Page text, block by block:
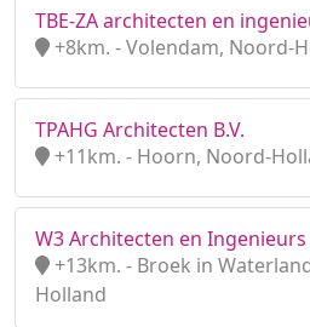
TBE-ZA architecten en
+8km. - Volendam, Noord-
TPAHG Architecten B.V.
+11km. - Hoorn, Noord-
W3 Architecten en Ingenieurs
+13km. - Broek in
Holland